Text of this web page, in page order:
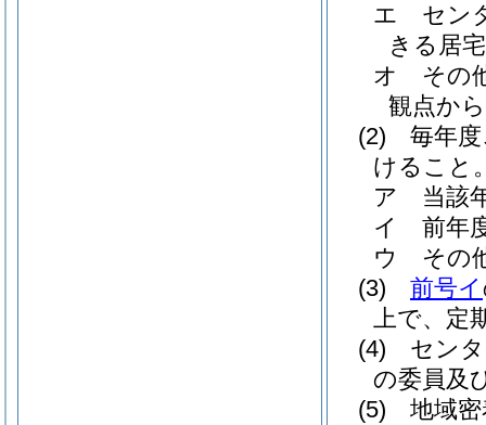
エ
セン
きる居
オ
その
観点か
(2)
毎年
けること
ア
当該
イ
前年
ウ
その
(3)
前号イ
上で、定
(4)
セン
の委員及
(5)
地域